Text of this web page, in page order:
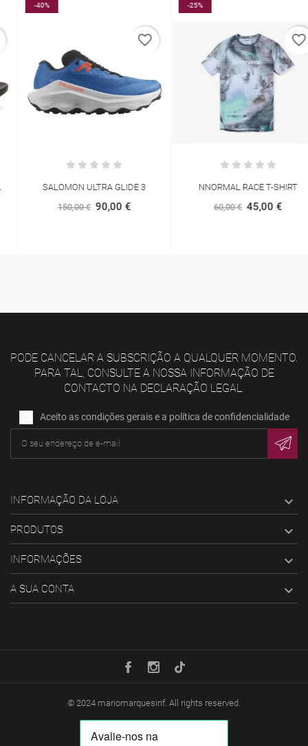
SALOMON ULTRA GLIDE 3
150,00 € 90,00 €
NNORMAL RACE T-SHIRT
60,00 € 45,00 €
favorite_border
PODE CANCELAR A SUBSCRIÇÃO A QUALQUER MOMENTO.
PARA TAL, CONSULTE A NOSSA INFORMAÇÃO DE
CONTACTO NA DECLARAÇÃO LEGAL.
Aceito as condições gerais e a política de confidencialidade
INFORMAÇÃO DA LOJA 
PRODUTOS 
INFORMAÇÕES 
A SUA CONTA 
© 2024 mariomarquesinf. All rights reserved.